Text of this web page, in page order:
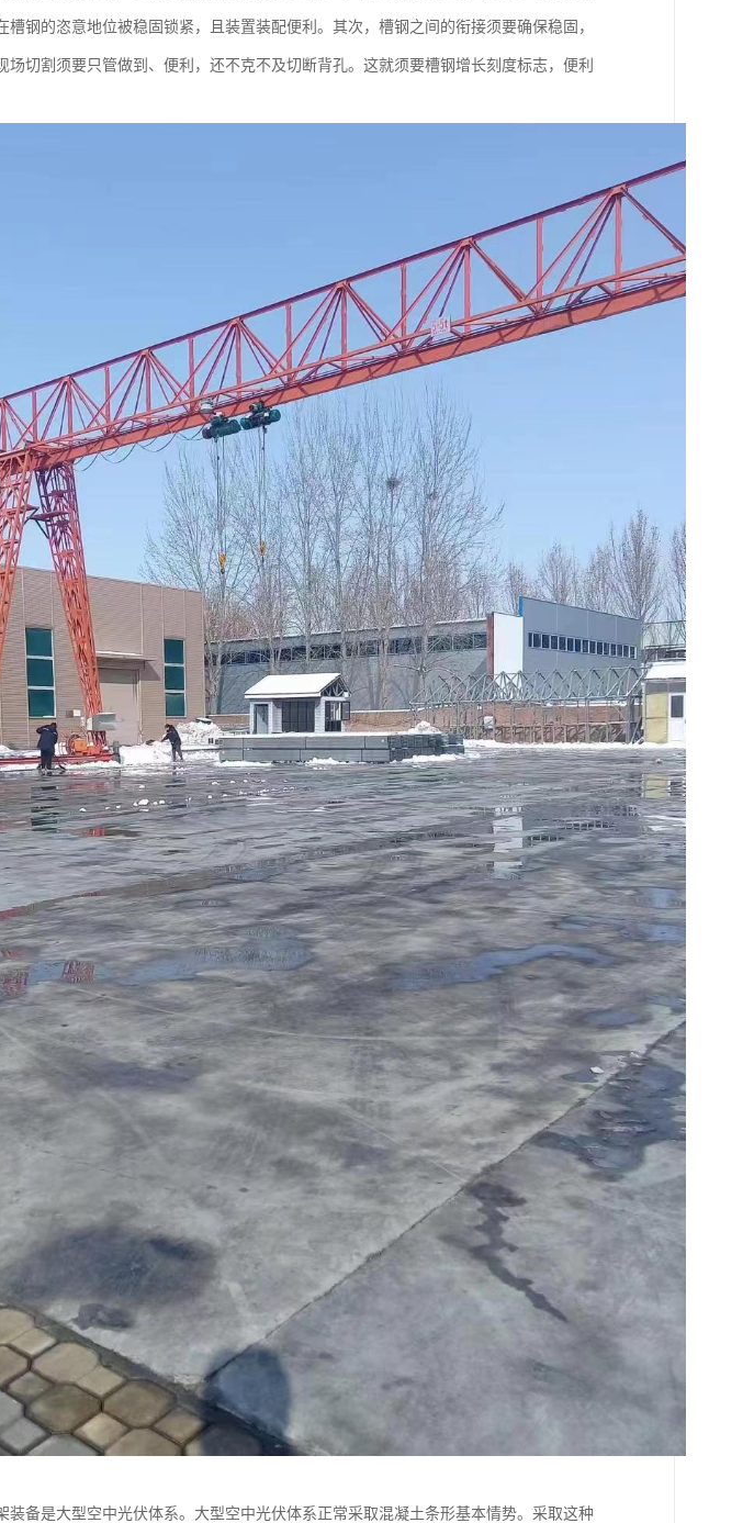
钢的恣意地位被稳固锁紧，且装置装配便利。其次，槽钢之间的衔接须要确保稳固，
场切割须要只管做到、便利，还不克不及切断背孔。这就须要槽钢增长刻度标志，便利
备是大型空中光伏体系。大型空中光伏体系正常采取混凝土条形基本情势。采取这种